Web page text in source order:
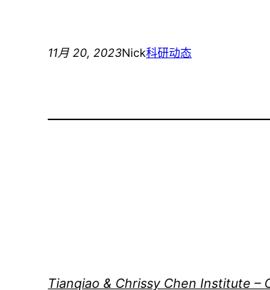
11月 20, 2023Nick科研动态
Tianqiao & Chrissy Chen Institute